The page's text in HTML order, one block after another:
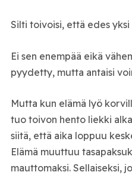
Silti toivoisi, että edes
Ei sen enempää eikä
pyydetty, mutta antaisi
Mutta kun elämä lyö
tuo toivon hento liekki
siitä, että aika loppuu
Elämä muuttuu
mauttomaksi. Sellaiseksi,